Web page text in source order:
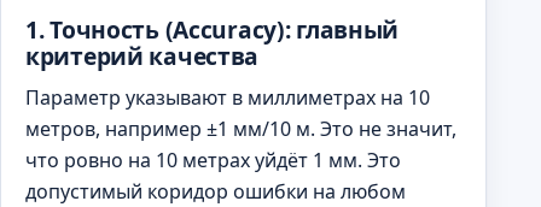
1. Точность (Accuracy): главный
критерий качества
Параметр указывают в миллиметрах на 10
метров, например ±1 мм/10 м. Это не значит,
что ровно на 10 метрах уйдёт 1 мм. Это
допустимый коридор ошибки на любом